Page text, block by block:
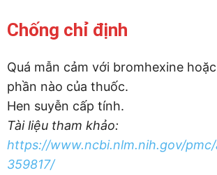
Chống chỉ định
Quá mẫn cảm với bromhexine
phần nào của thuốc.
Hen suyễn cấp tính.
Tài liệu tham khảo:
https://www.ncbi.nlm.nih.gov/
359817/